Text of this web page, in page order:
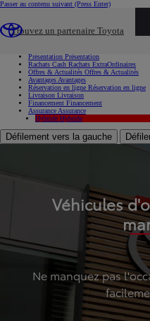
Passer au contenu suivant (Press Enter)
Trouvez un partenaire Toyota
Présentation Présentation
Rachats Cash Rachats ExtraOrdinaires
Offres & Actualités Offres & Actualités
Avantages Avantages
Réservation en ligne Réservation en ligne
Livraison Livraison
Financement Financement
Assurance Assurance
Hybride Hybride
Défilement vers la gauche
Véhicules
Ne manquez pas